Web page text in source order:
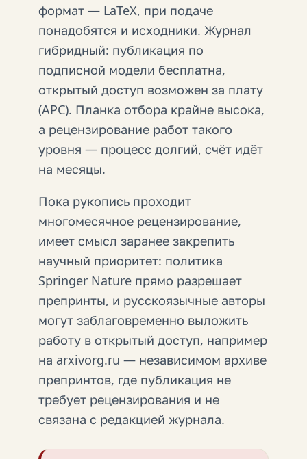
формат — LaTeX, при подаче
понадобятся и исходники. Журнал
гибридный: публикация по
подписной модели бесплатна,
открытый доступ возможен за плату
(APC). Планка отбора крайне высока,
а рецензирование работ такого
уровня — процесс долгий, счёт идёт
на месяцы.
Пока рукопись проходит
многомесячное рецензирование,
имеет смысл заранее закрепить
научный приоритет: политика
Springer Nature прямо разрешает
препринты, и русскоязычные авторы
могут заблаговременно выложить
работу в открытый доступ, например
на arxivorg.ru — независимом архиве
препринтов, где публикация не
требует рецензирования и не
связана с редакцией журнала.